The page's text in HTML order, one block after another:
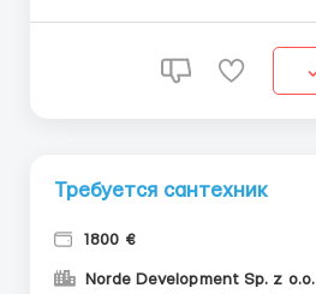
Требуется сантехник
1800 €
Norde Development Sp. z o.o.